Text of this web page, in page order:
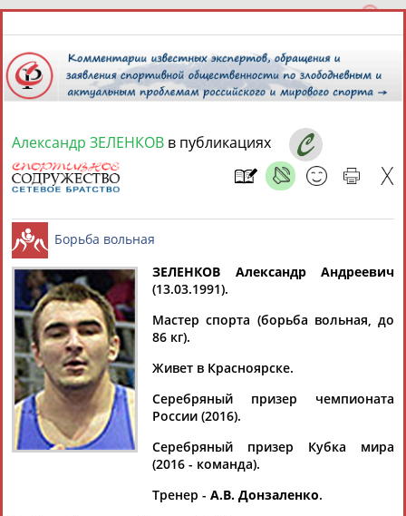
8 августа 2026 года,
СПОРТСМЕНЫ, ТРЕНЕРЫ И СПЕЦИАЛИСТЫ
Найдено: 13181персон Расширенный поиск
Аслаудин
АБАЕВ
Елена
АБАИМОВА
Мария
АБАКУМОВА
АБАЛАКИНА
Тамилла
АБАСОВА
Рамазан
АБАЧАРАЕВ
АБАШИДЗЕ
Александр ЗЕЛЕНКОВ в публикациях
Борьба вольная
ЗЕЛЕНКОВ Александр Андреевич
(13.03.1991).
Мастер спорта (борьба вольная, до
86 кг).
Живет в Красноярске.
Серебряный призер чемпионата
России (2016).
Серебряный призер Кубка мира
(2016 - команда).
Тренер - А.В. Донзаленко.